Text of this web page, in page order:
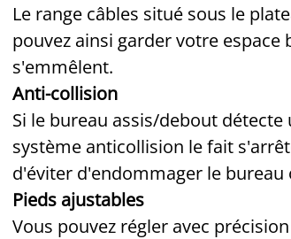
Le range câbles situé sous le
pouvez ainsi garder votre espace
s'emmêlent.
Anti-collision
Si le bureau assis/debout
système anticollision le fait
d'éviter d'endommager le
Pieds ajustables
Vous pouvez régler avec